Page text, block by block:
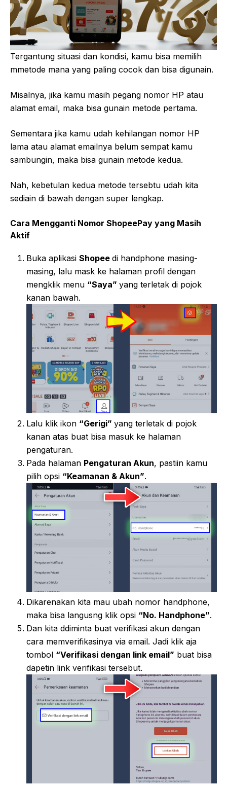
Tergantung situasi dan kondisi, kamu bisa memilih
mmetode mana yang paling cocok dan bisa digunain.
Misalnya, jika kamu masih pegang nomor HP atau
alamat email, maka bisa gunain metode pertama.
Sementara jika kamu udah kehilangan nomor HP
lama atau alamat emailnya belum sempat kamu
sambungin, maka bisa gunain metode kedua.
Nah, kebetulan kedua metode tersebtu udah kita
sediain di bawah dengan super lengkap.
Cara Mengganti Nomor ShopeePay yang Masih
Aktif
Buka aplikasi Shopee di handphone masing-
masing, lalu mask ke halaman profil dengan
mengklik menu “Saya” yang terletak di pojok
kanan bawah.
Lalu klik ikon “Gerigi” yang terletak di pojok
kanan atas buat bisa masuk ke halaman
pengaturan.
Pada halaman Pengaturan Akun, pastiin kamu
pilih opsi “Keamanan & Akun”.
Dikarenakan kita mau ubah nomor handphone,
maka bisa langusng klik opsi “No. Handphone”.
Dan kita ddiminta buat verifikasi akun dengan
cara memverifikasinya via email. Jadi klik aja
tombol “Verifikasi dengan link email” buat bisa
dapetin link verifikasi tersebut.